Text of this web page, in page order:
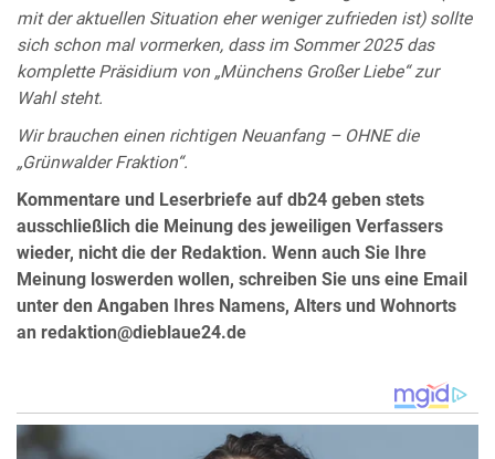
mit der aktuellen Situation eher weniger zufrieden ist) sollte
sich schon mal vormerken, dass im Sommer 2025 das
komplette Präsidium von „Münchens Großer Liebe“ zur
Wahl steht.
Wir brauchen einen richtigen Neuanfang – OHNE die
„Grünwalder Fraktion“.
Kommentare und Leserbriefe auf db24 geben stets
ausschließlich die Meinung des jeweiligen Verfassers
wieder, nicht die der Redaktion. Wenn auch Sie Ihre
Meinung loswerden wollen, schreiben Sie uns eine Email
unter den Angaben Ihres Namens, Alters und Wohnorts
an redaktion@dieblaue24.de